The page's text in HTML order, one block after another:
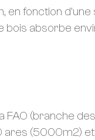
en fonction
bois absorbe
(branche
(5000m2)